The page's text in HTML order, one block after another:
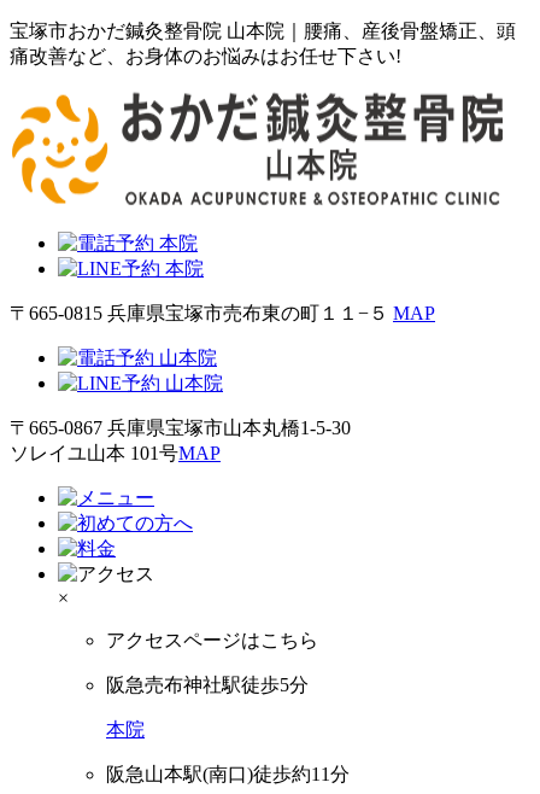
宝塚市おかだ鍼灸整骨院 山本院｜腰痛、産後骨盤矯正、頭
痛改善など、お身体のお悩みはお任せ下さい!
〒665-0815 兵庫県宝塚市売布東の町１１−５ MAP
〒665-0867 兵庫県宝塚市山本丸橋1-5-30
ソレイユ山本 101号MAP
×
アクセスページはこちら
阪急売布神社駅徒歩5分
本院
阪急山本駅(南口)徒歩約11分